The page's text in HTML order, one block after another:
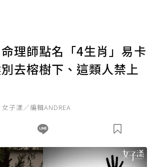
確認送出
U 利點數：0點；前往 購買點數
理師點名「4生肖」易卡
去榕樹下、這類人禁上
女子漾／編輯ANDREA